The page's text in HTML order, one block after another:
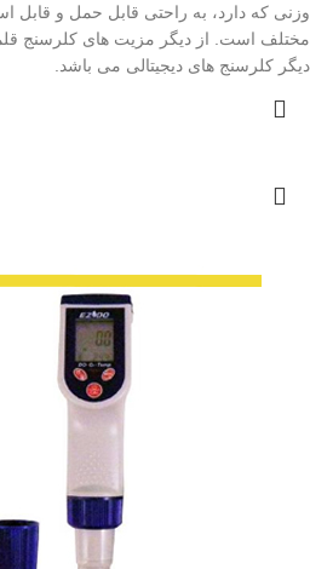
وزنی که دارد، به راحتی قابل حمل و قابل
مختلف است. از دیگر مزیت های کلرسنج
دیگر کلرسنج های دیجیتالی می باشد.